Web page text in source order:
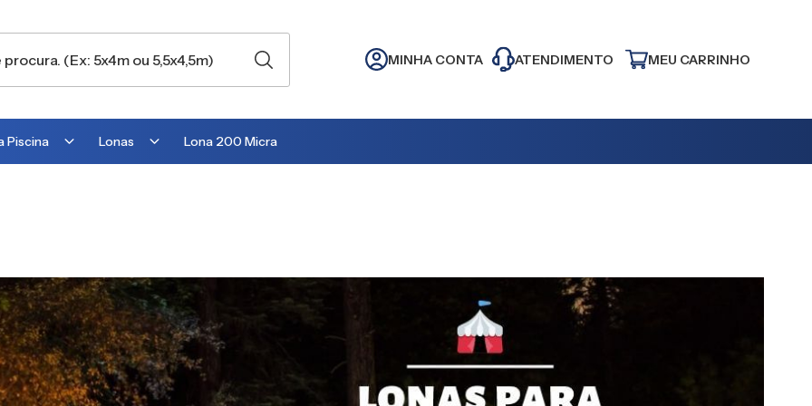
MINHA CONTA ATENDIMENTO MEU CARRINHO
Piscina Lonas
Lona para Barraca
Lona para Camping
Lona para Estufa
Lona 200 Micra